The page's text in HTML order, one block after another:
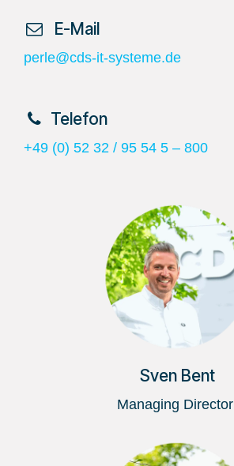
​ E-Mail
perle@cds-it-systeme.de
​Telefon
+49 (0) 52 32 / 95 54 5 – 800
Sven Bent
Managing Director